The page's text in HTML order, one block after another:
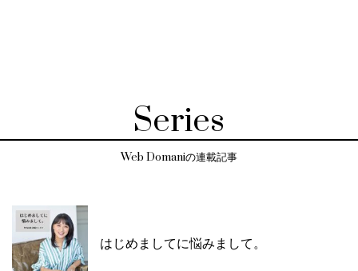
Series
Web Domaniの連載記事
はじめましてに悩みまして。